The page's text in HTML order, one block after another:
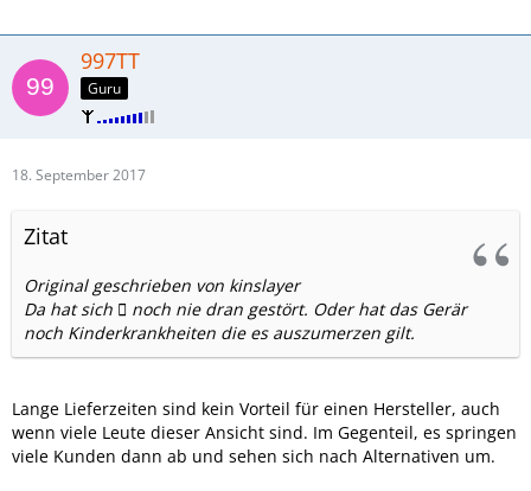
997TT
Guru
18. September 2017
Zitat
Original geschrieben von kinslayer
Da hat sich  noch nie dran gestört. Oder hat das Gerär
noch Kinderkrankheiten die es auszumerzen gilt.
Lange Lieferzeiten sind kein Vorteil für einen Hersteller, auch
wenn viele Leute dieser Ansicht sind. Im Gegenteil, es springen
viele Kunden dann ab und sehen sich nach Alternativen um.